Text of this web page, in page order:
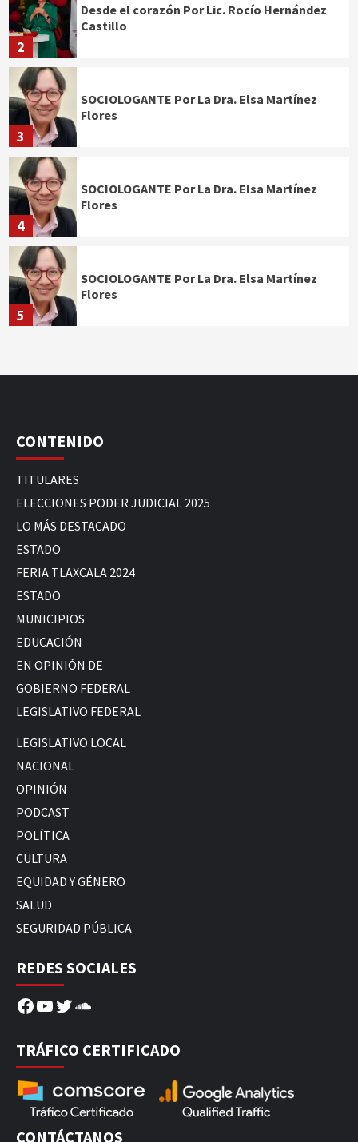
2
Desde el corazón Por Lic. Rocío Hernández
Castillo
3
SOCIOLOGANTE Por La Dra. Elsa Martínez
Flores
4
SOCIOLOGANTE Por La Dra. Elsa Martínez
Flores
5
SOCIOLOGANTE Por La Dra. Elsa Martínez
Flores
CONTENIDO
TITULARES
ELECCIONES PODER JUDICIAL 2025
LO MÁS DESTACADO
ESTADO
FERIA TLAXCALA 2024
ESTADO
MUNICIPIOS
EDUCACIÓN
EN OPINIÓN DE
GOBIERNO FEDERAL
LEGISLATIVO FEDERAL
LEGISLATIVO LOCAL
NACIONAL
OPINIÓN
PODCAST
POLÍTICA
CULTURA
EQUIDAD Y GÉNERO
SALUD
SEGURIDAD PÚBLICA
REDES SOCIALES
Facebook
YouTube
Twitter
SoundCloud
TRÁFICO CERTIFICADO
CONTÁCTANOS